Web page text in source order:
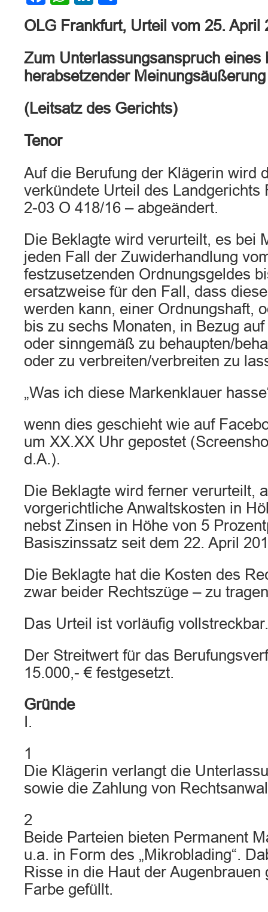
OLG Frankfurt, Urteil vom 25. April
Zum Unterlassungsanspruch eines
herabsetzender
(Leitsatz des Gerichts)
Tenor
Auf die Berufung der Klägerin wird
verkündete Urteil des Landgerichts
2-03 O 418/16 – abgeändert.
Die Beklagte wird verurteilt, es bei
jeden Fall der Zuwiderhandlung
festzusetzenden Ordnungsgeldes
ersatzweise für den Fall, dass
werden kann, einer Ordnungshaft,
bis zu sechs Monaten, in Bezug
oder sinngemäß zu behaupten/
oder zu verbreiten/verbreiten zu
„Was ich diese Markenklauer
wenn dies geschieht wie auf
um XX.XX Uhr gepostet
d.A.).
Die Beklagte wird ferner verurteilt,
vorgerichtliche Anwaltskosten in
nebst Zinsen in Höhe von 5
Basiszinssatz seit dem 22. April
Die Beklagte hat die Kosten des
zwar beider Rechtszüge – zu
Das Urteil ist vorläufig vollstreckbar.
Der Streitwert für das
15.000,- € festgesetzt.
Gründe
I.
1
Die Klägerin verlangt die
sowie die Zahlung von
2
Beide Parteien bieten Permanent
u.a. in Form des „Mikroblading“.
Risse in die Haut der Augenbrauen
Farbe gefüllt.